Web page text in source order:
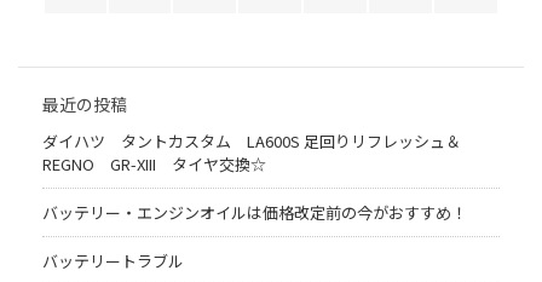
最近の投稿
ダイハツ タントカスタム LA600S 足回りリフレッシュ＆
REGNO GR-XIII タイヤ交換☆
バッテリー・エンジンオイルは価格改定前の今がおすすめ！
バッテリートラブル